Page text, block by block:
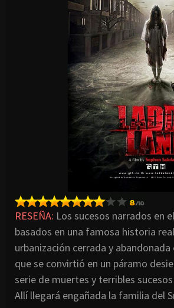
RESEÑA: Los sucesos narrados en
basados en una famosa historia
urbanización cerrada y abandonada
que se convirtió en un páramo
serie de muertes y terribles
Allí llegará engañada la familia del